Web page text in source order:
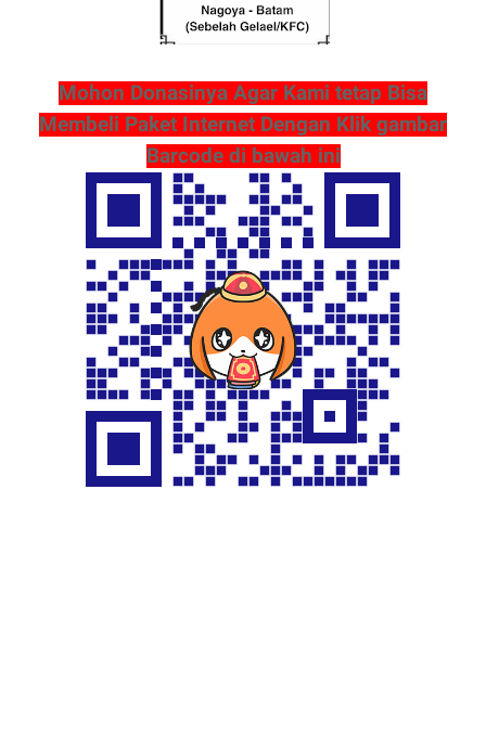
Mohon Donasinya Agar Kami tetap Bisa
Membeli Paket Internet Dengan Klik gambar
Barcode di bawah ini